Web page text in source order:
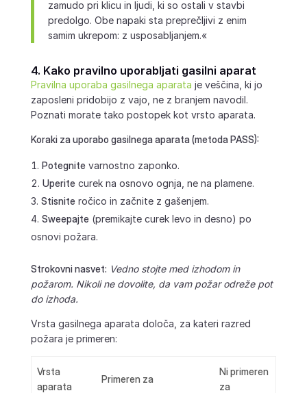
zamudo pri klicu in ljudi, ki so ostali v stavbi
predolgo. Obe napaki sta preprečljivi z enim
samim ukrepom: z usposabljanjem.«
4. Kako pravilno uporabljati gasilni aparat
Pravilna uporaba gasilnega aparata je veščina, ki jo
zaposleni pridobijo z vajo, ne z branjem navodil.
Poznati morate tako postopek kot vrsto aparata.
Koraki za uporabo gasilnega aparata (metoda PASS):
Potegnitevarnostno zaponko.
Uperitecurek na osnovo ognja, ne na plamene.
Stisniteročico in začnite z gašenjem.
Sweepajte(premikajte curek levo in desno) po
osnovi požara.
Strokovni nasvet: Vedno stojte med izhodom in
požarom. Nikoli ne dovolite, da vam požar odreže pot
do izhoda.
Vrsta gasilnega aparata določa, za kateri razred
požara je primeren:
Vrsta
aparata
Primeren za
Ni primeren
za